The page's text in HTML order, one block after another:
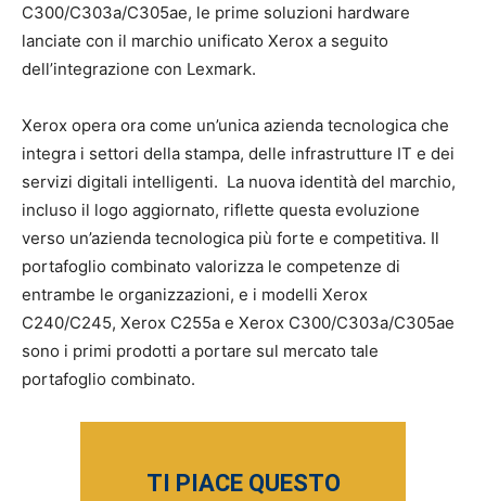
C300/C303a/C305ae, le prime soluzioni hardware
lanciate con il marchio unificato Xerox a seguito
dell’integrazione con Lexmark.
Xerox opera ora come un’unica azienda tecnologica che
integra i settori della stampa, delle infrastrutture IT e dei
servizi digitali intelligenti. La nuova identità del marchio,
incluso il logo aggiornato, riflette questa evoluzione
verso un’azienda tecnologica più forte e competitiva. Il
portafoglio combinato valorizza le competenze di
entrambe le organizzazioni, e i modelli Xerox
C240/C245, Xerox C255a e Xerox C300/C303a/C305ae
sono i primi prodotti a portare sul mercato tale
portafoglio combinato.
TI PIACE QUESTO